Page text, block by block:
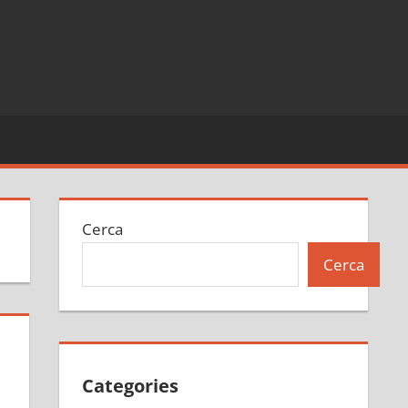
Cerca
Cerca
Categories